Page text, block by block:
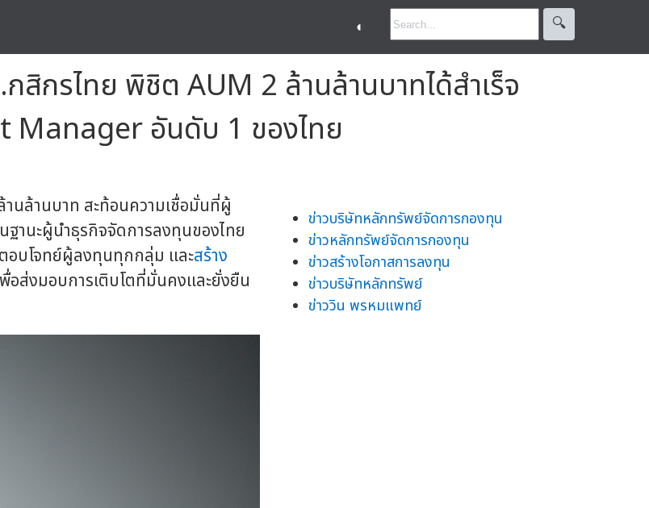
◐ 🔍︎
สิกรไทย พิชิต AUM 2 ล้านล้านบาทได้สำเร็จ
Manager อันดับ 1 ของไทย
านล้านบาท สะท้อนความเชื่อมั่นที่ผู้
านะผู้นำธุรกิจจัดการลงทุนของไทย
บโจทย์ผู้ลงทุนทุกกลุ่ม และสร้าง
ส่งมอบการเติบโตที่มั่นคงและยั่งยืน
ข่าวบริษัทหลักทรัพย์จัดการกองทุน
ข่าวหลักทรัพย์จัดการกองทุน
ข่าวสร้างโอกาสการลงทุน
ข่าวบริษัทหลักทรัพย์
ข่าววิน พรหมแพทย์